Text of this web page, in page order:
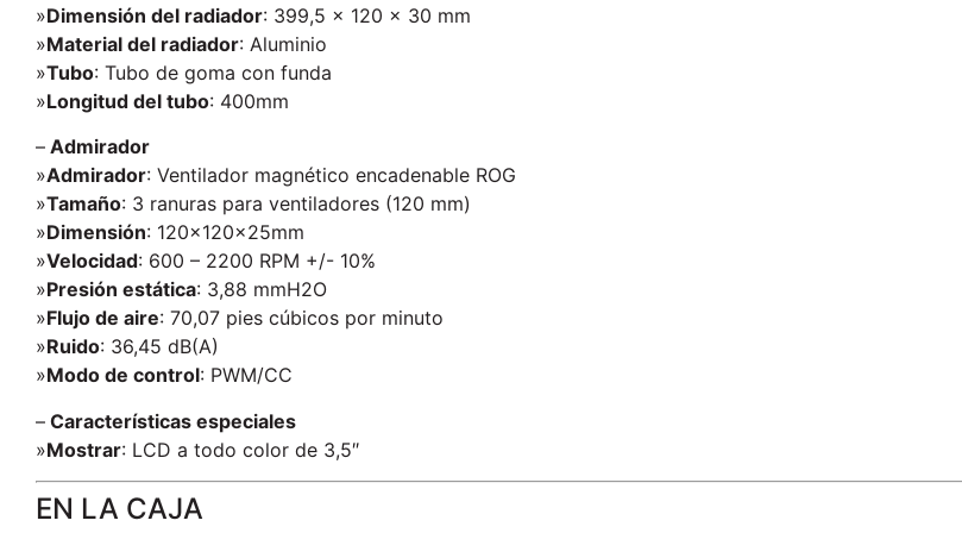
»Dimensión del radiador: 399,5 x 120 x 30 mm
»Material del radiador: Aluminio
»Tubo: Tubo de goma con funda
»Longitud del tubo: 400mm
– Admirador
»Admirador: Ventilador magnético encadenable ROG
»Tamaño: 3 ranuras para ventiladores (120 mm)
»Dimensión: 120x120x25mm
»Velocidad: 600 – 2200 RPM +/- 10%
»Presión estática: 3,88 mmH2O
»Flujo de aire: 70,07 pies cúbicos por minuto
»Ruido: 36,45 dB(A)
»Modo de control: PWM/CC
– Características especiales
»Mostrar: LCD a todo color de 3,5″
EN LA CAJA